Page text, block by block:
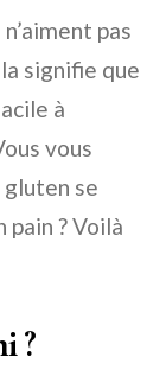
pas
signifie que
à
vous
gluten se
pain ? Voilà
?